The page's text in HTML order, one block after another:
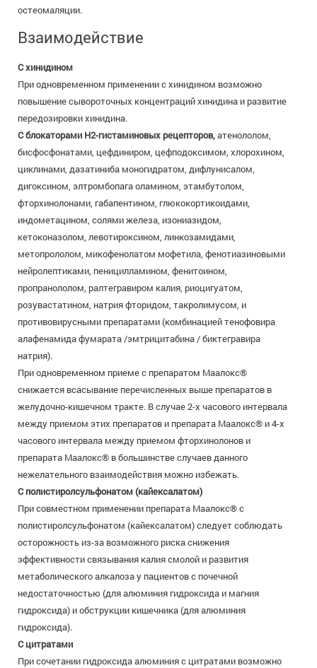
остеомаляции.
Взаимодействие
С хинидином
При одновременном применении с хинидином возможно
повышение сывороточных концентраций хинидина и развитие
передозировки хинидина.
С блокаторами Н2-гистаминовых рецепторов,атенололом,
бисфосфонатами, цефдиниром, цефподоксимом, хлорохином,
циклинами, дазатиниба моногидратом, дифлунисалом,
дигоксином, элтромбопага оламином, этамбутолом,
фторхинолонами, габапентином, глюкокортикоидами,
индометацином, солями железа, изониазидом,
кетоконазолом, левотироксином, линкозамидами,
метопрололом, микофенолатом мофетила, фенотиазиновыми
нейролептиками, пеницилламином, фенитоином,
пропранололом, ралтегравиром калия, риоцигуатом,
розувастатином, натрия фторидом, такролимусом, и
противовирусными препаратами (комбинацией тенофовира
алафенамида фумарата /эмтрицитабина / биктегравира
натрия).
При одновременном приеме с препаратом Маалокс®
снижается всасывание перечисленных выше препаратов в
желудочно-кишечном тракте. В случае 2-х часового интервала
между приемом этих препаратов и препарата Маалокс® и 4-х
часового интервала между приемом фторхинолонов и
препарата Маалокс® в большинстве случаев данного
нежелательного взаимодействия можно избежать.
С полистиролсульфонатом (кайексалатом)
При совместном применении препарата Маалокс® с
полистиролсульфонатом (кайексалатом) следует соблюдать
осторожность из-за возможного риска снижения
эффективности связывания калия смолой и развития
метаболического алкалоза у пациентов с почечной
недостаточностью (для алюминия гидроксида и магния
гидроксида) и обструкции кишечника (для алюминия
гидроксида).
С цитратами
При сочетании гидроксида алюминия с цитратами возможно